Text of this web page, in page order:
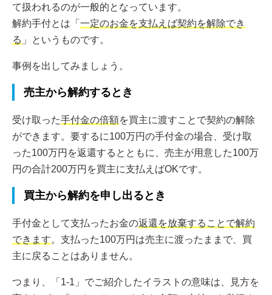
て扱われるのが一般的となっています。
解約手付とは「 一定のお金を支払えば契約を解除でき
る 」というものです。
事例を出してみましょう。
売主から解約するとき
受け取った手付金の倍額を買主に渡すことで契約の解除
ができます。要するに100万円の手付金の場合、受け取
った100万円を返還するとともに、売主が用意した100万
円の合計200万円を買主に支払えばOKです。
買主から解約を申し出るとき
手付金として支払ったお金の返還を放棄することで解約
できます。支払った100万円は売主に渡ったままで、買
主に戻ることはありません。
つまり、「1-1」でご紹介したイラストの意味は、見方を